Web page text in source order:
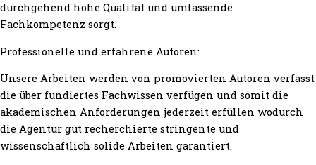
durchgehend hohe Qualität und umfassende
Fachkompetenz sorgt.
Professionelle und erfahrene Autoren:
Unsere Arbeiten werden von promovierten Autoren verfasst
die über fundiertes Fachwissen verfügen und somit die
akademischen Anforderungen jederzeit erfüllen wodurch
die Agentur gut recherchierte stringente und
wissenschaftlich solide Arbeiten garantiert.